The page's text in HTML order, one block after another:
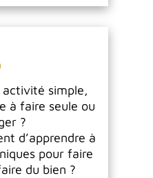
activité simple,
à faire seule ou
?
d’apprendre à
pour faire
du bien ?